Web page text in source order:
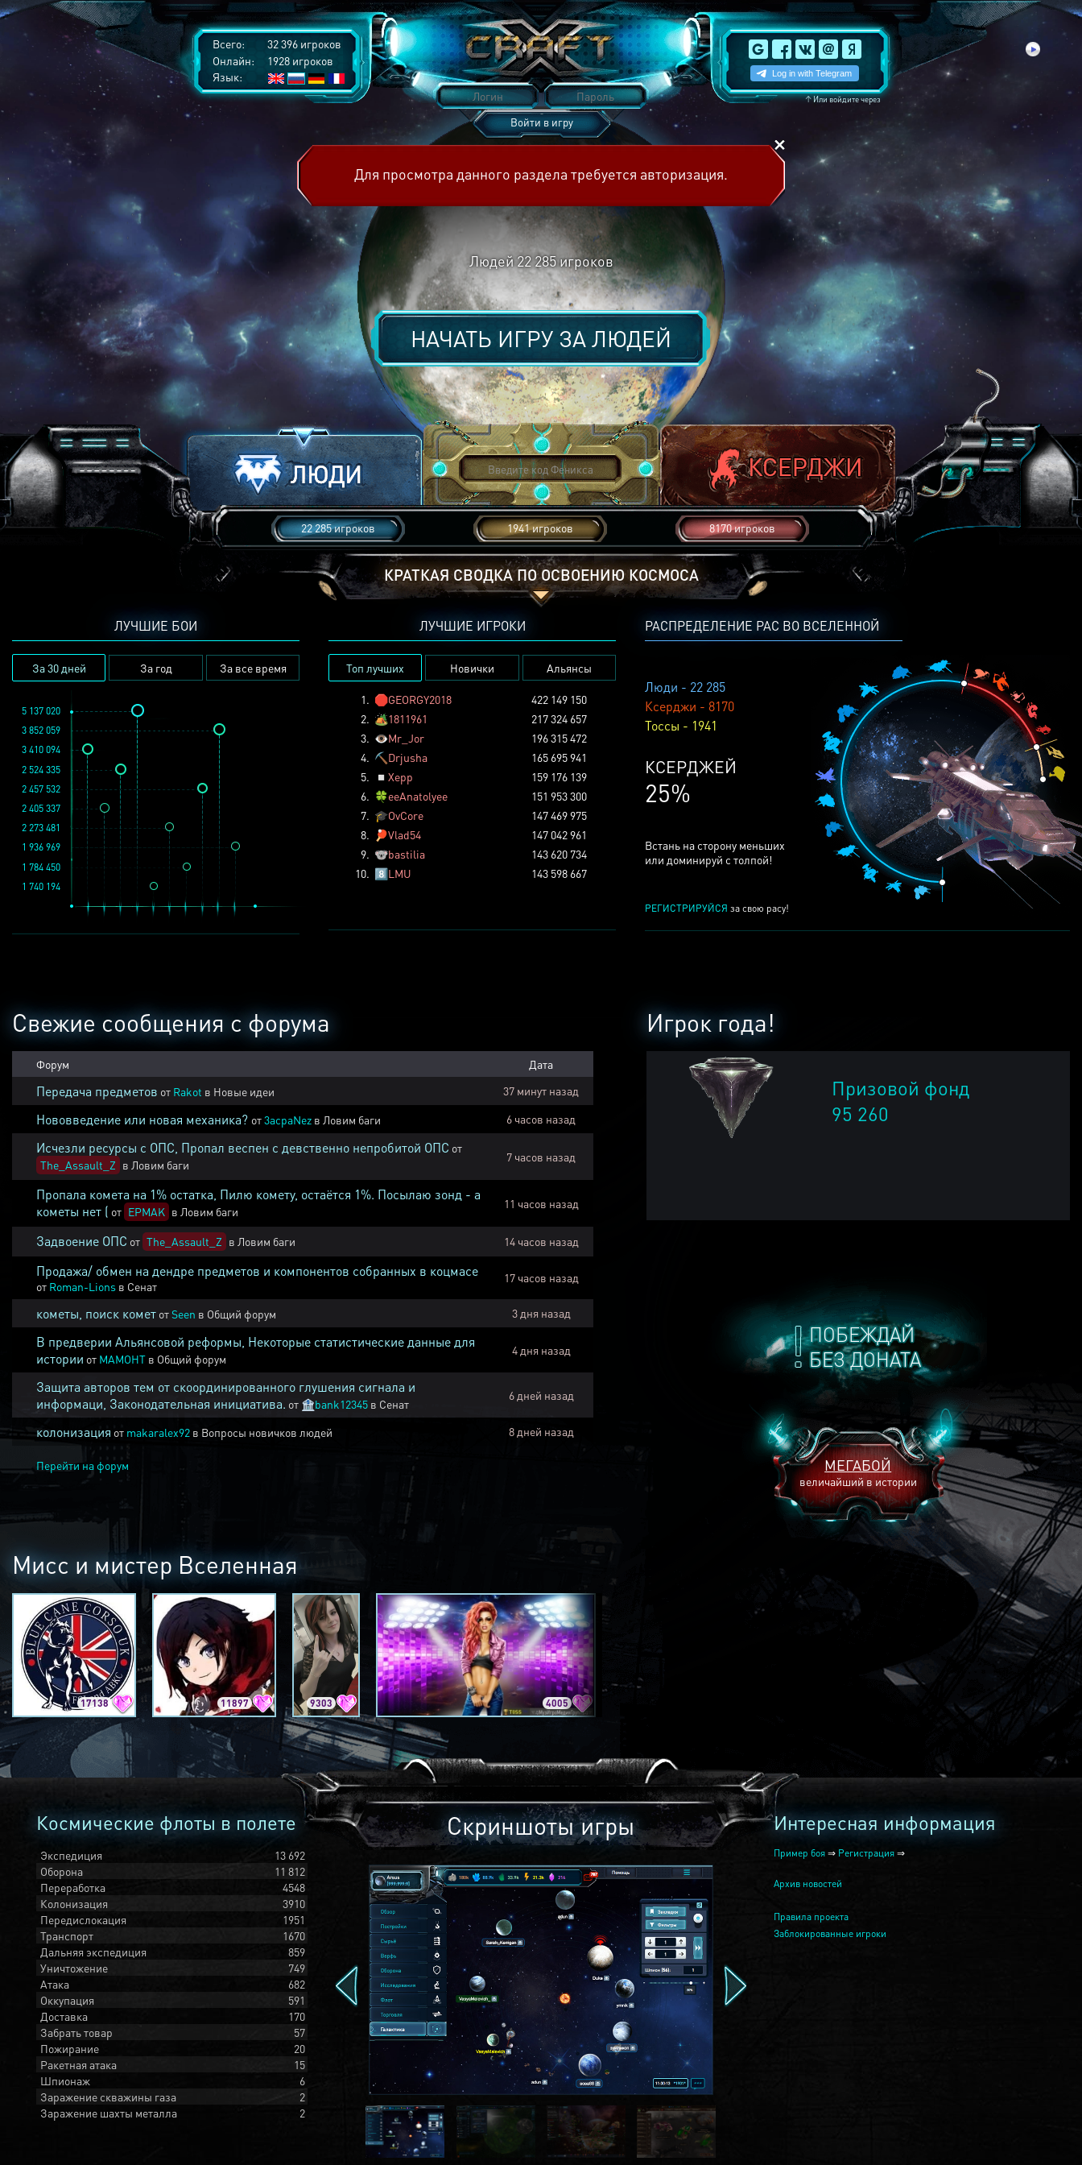
Всего:
32 396 игроков
Онлайн:
1928 игроков
Язык:
↑Или войдите через
Войти в игру
Для просмотра данного раздела требуется авторизация.
Людей 22 285игроков
НАЧАТЬ ИГРУ ЗАЛЮДЕЙ
22 285 игроков 1941 игроков 8170 игроков
КРАТКАЯ СВОДКА ПО ОСВОЕНИЮ КОСМОСА
РАСПРЕДЕЛЕНИЕ РАС ВО ВСЕЛЕННОЙ
Люди - 22 285
Ксерджи - 8170
Тоссы - 1941
КСЕРДЖЕЙ
25%
Встань на сторону меньших
или доминируй с толпой!
РЕГИСТРИРУЙСЯ за свою расу!
ЛУЧШИЕ БОИ
За 30 дней За год За все время
1 936 969
3 852 059
2 457 532
1 784 450
2 273 481
1 740 194
5 137 020
2 524 335
2 405 337
3 410 094
ЛУЧШИЕ ИГРОКИ
Топ лучших Новички Альянсы
1. 🛑GEORGY2018
422 149 150
2. 🏕️1811961
217 324 657
3. 👁️Mr_Jor
196 315 472
4. ⛏️ Drjusha
165 695 941
5.
◽ Xepp
159 176 139
6. 🍀eeAnatolyee
151 953 300
7. 🎓OvCore
147 469 975
8.
🏓Vlad54
147 042 961
9. 🐨bastilia
143 620 734
10. 8️⃣LMU 143 598 667
ПОБЕЖДАЙ
БЕЗ ДОНАТА
МЕГАБОЙ
величайший в истории
Игрок года!
Призовой фонд
95 260
Свежие сообщения с форума
Форум Дата
Передача предметов от Rakot в Новые идеи 37 минут назад
Нововведение или новая механика? от3acpaNez в Ловим баги 6 часов назад
Исчезли ресурсы с ОПС, Пропал веспен с девственно непробитой ОПС от
The_Assault_Z в Ловим баги
7 часов назад
Пропала комета на 1% остатка, Пилю комету, остаётся 1%. Посылаю зонд - а
кометы нет ( от EPMAK в Ловим баги
11 часов назад
Задвоение ОПС от The_Assault_Z в Ловим баги 14 часов назад
Продажа/ обмен на дендре предметов и компонентов собранных в коцмасе
от Roman-Lions в Сенат
17 часов назад
кометы, поиск комет отSeen в Общий форум 3 дня назад
В предверии Альянсовой реформы, Некоторые статистические данные для
истории от MAMOHT в Общий форум
4 дня назад
Защита авторов тем от скоординированного глушения сигнала и
информаци, Законодательная инициатива. от 🏦bank12345 в Сенат
6 дней назад
колонизация от makaralex92 в Вопросы новичков людей 8 дней назад
Перейти на форум
Мисс и мистер Вселенная
17138 11897 9303 4005 2240
Космические флоты в полете
Экспедиция
13 692
Оборона
11 812
Переработка
4548
Колонизация
3910
Передислокация
1951
Транспорт
1670
Дальняя экспедиция
859
Уничтожение
749
Атака
682
Оккупация
591
Доставка
170
Забрать товар
57
Пожирание
20
Ракетная атака
15
Шпионаж
6
Заражение скважины газа
2
Заражение шахты металла
2
Скриншоты игры Интересная информация
Пример боя ⇒ Регистрация ⇒
Архив новостей
Правила проекта
Заблокированные игроки